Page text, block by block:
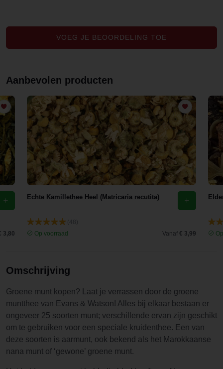
VOEG JE BEOORDELING TOE
Aanbevolen producten
3,80
Echte Kamillethee Heel (Matricaria recutita)
Op voorraad
Vanaf € 3,99
Omschrijving
Groene munt kopen? Laat je verrassen door de groene
muntthee van Evans & Watson! Alles bij elkaar bestaan er
ongeveer 25 soorten munt; verschillende ervan zijn geschikt
om te gebruiken voor een speciale kruidenthee. Een van
deze soorten is aarmunt, ook bekend als het Marokkaanse
nana munt of ‘gewone’ groene munt.